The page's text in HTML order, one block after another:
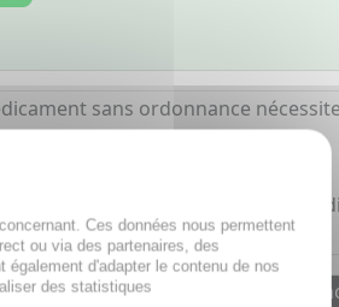
sans ordonnance
à votre écoute du lundi au
Ces données nous permettent
ou via des partenaires, des
d'adapter le contenu de nos
des statistiques